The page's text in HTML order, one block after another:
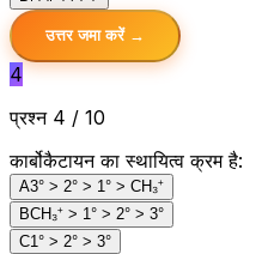
उत्तर जमा करें →
4
प्रश्न 4 / 10
कार्बोकैटायन का स्थायित्व क्रम है:
A3° > 2° > 1° > CH₃⁺
BCH₃⁺ > 1° > 2° > 3°
C1° > 2° > 3°